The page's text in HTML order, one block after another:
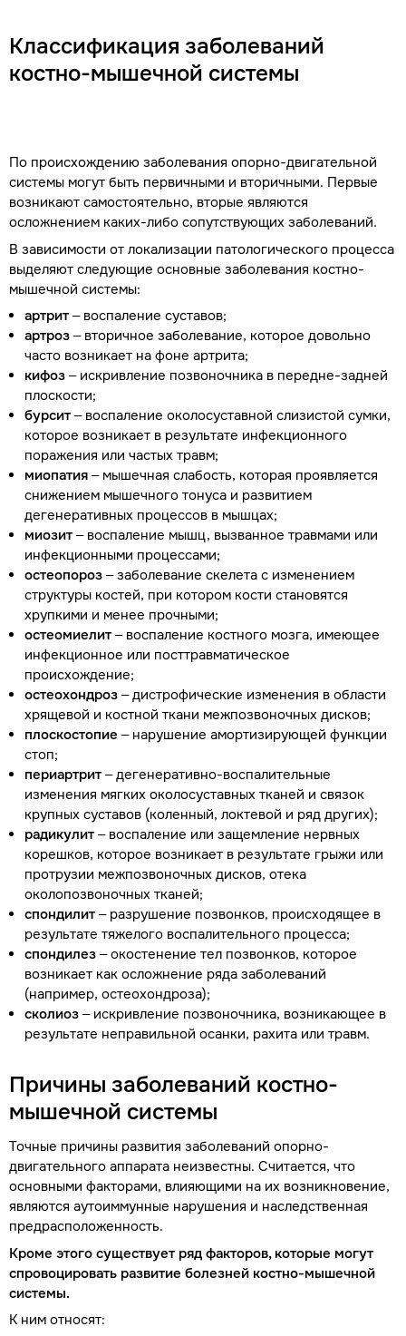
Классификация заболеваний
костно-мышечной системы
По происхождению заболевания опорно-двигательной
системы могут быть первичными и вторичными. Первые
возникают самостоятельно, вторые являются
осложнением каких-либо сопутствующих заболеваний.
В зависимости от локализации патологического процесса
выделяют следующие основные заболевания костно-
мышечной системы:
артрит– воспаление суставов;
артроз – вторичное заболевание, которое довольно
часто возникает на фоне артрита;
кифоз – искривление позвоночника в передне-задней
плоскости;
бурсит– воспаление околосуставной слизистой сумки,
которое возникает в результате инфекционного
поражения или частых травм;
миопатия – мышечная слабость, которая проявляется
снижением мышечного тонуса и развитием
дегенеративных процессов в мышцах;
миозит– воспаление мышц, вызванное травмами или
инфекционными процессами;
остеопороз – заболевание скелета с изменением
структуры костей, при котором кости становятся
хрупкими и менее прочными;
остеомиелит– воспаление костного мозга, имеющее
инфекционное или посттравматическое
происхождение;
остеохондроз – дистрофические изменения в области
хрящевой и костной ткани межпозвоночных дисков;
плоскостопие – нарушение амортизирующей функции
стоп;
периартрит– дегенеративно-воспалительные
изменения мягких околосуставных тканей и связок
крупных суставов (коленный, локтевой и ряд других);
радикулит– воспаление или защемление нервных
корешков, которое возникает в результате грыжи или
протрузии межпозвоночных дисков, отека
околопозвоночных тканей;
спондилит– разрушение позвонков, происходящее в
результате тяжелого воспалительного процесса;
спондилез – окостенение тел позвонков, которое
возникает как осложнение ряда заболеваний
(например, остеохондроза);
сколиоз – искривление позвоночника, возникающее в
результате неправильной осанки, рахита или травм.
Причины заболеваний костно-
мышечной системы
Точные причины развития заболеваний опорно-
двигательного аппарата неизвестны. Считается, что
основными факторами, влияющими на их возникновение,
являются аутоиммунные нарушения и наследственная
предрасположенность.
Кроме этого существует ряд факторов, которые могут
спровоцировать развитие болезней костно-мышечной
системы.
К ним относят: